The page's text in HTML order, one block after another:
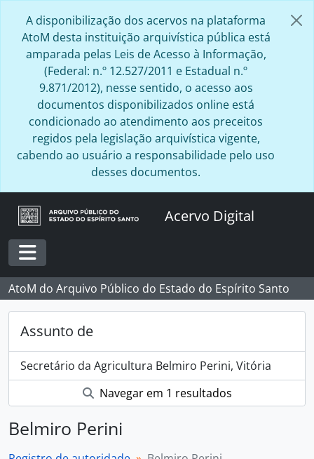
A disponibilização dos acervos na plataforma
AtoM desta instituição arquivística pública está
amparada pelas Leis de Acesso à Informação,
(Federal: n.º 12.527/2011 e Estadual n.º
9.871/2012), nesse sentido, o acesso aos
documentos disponibilizados online está
condicionado ao atendimento aos preceitos
regidos pela legislação arquivística vigente,
cabendo ao usuário a responsabilidade pelo uso
desses documentos.
Acervo Digital
Toggle navigation
AtoM do Arquivo Público do Estado do Espírito Santo
Assunto de
Secretário da Agricultura Belmiro Perini, Vitória
Navegar em 1 resultados
Belmiro Perini